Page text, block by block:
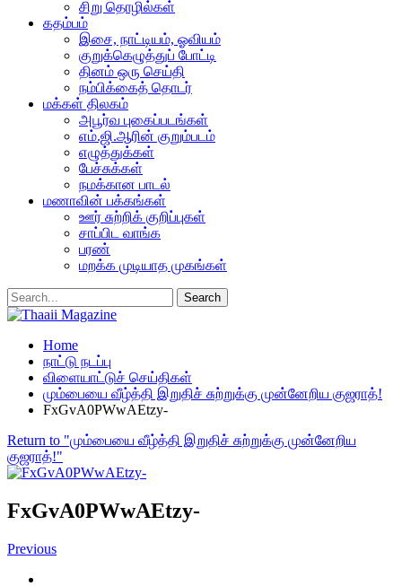
சிறு தொழில்கள்
கதம்பம்
இசை, நாட்டியம், ஓவியம்
குறுக்கெழுத்துப் போட்டி
தினம் ஒரு செய்தி
நம்பிக்கைத் தொடர்
மக்கள் திலகம்
அபூர்வ புகைப்படங்கள்
எம்.ஜி.ஆரின் குறும்படம்
எழுத்துக்கள்
பேச்சுக்கள்
நமக்கான பாடல்
மணாவின் பக்கங்கள்
ஊர் சுற்றிக் குறிப்புகள்
சாப்பிட வாங்க
பரண்
மறக்க முடியாத முகங்கள்
Home
நாட்டு நடப்பு
விளையாட்டுச் செய்திகள்
மும்பையை வீழ்த்தி இறுதிச் சுற்றுக்கு முன்னேறிய குஜராத்!
FxGvA0PWwAEtzy-
Return to "மும்பையை வீழ்த்தி இறுதிச் சுற்றுக்கு முன்னேறிய
குஜராத்!"
FxGvA0PWwAEtzy-
Previous